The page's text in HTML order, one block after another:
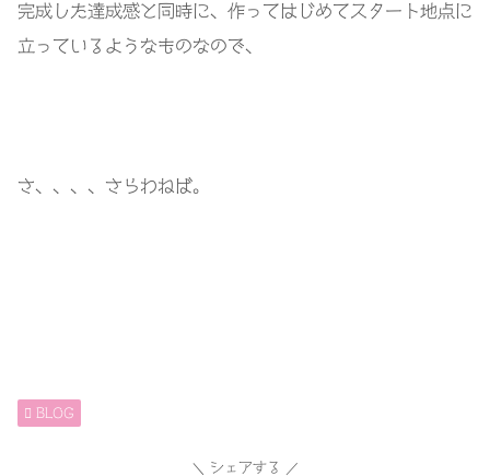
完成した達成感と同時に、作ってはじめてスタート地点に
立っているようなものなので、
さ、、、、さらわねば。
BLOG
シェアする